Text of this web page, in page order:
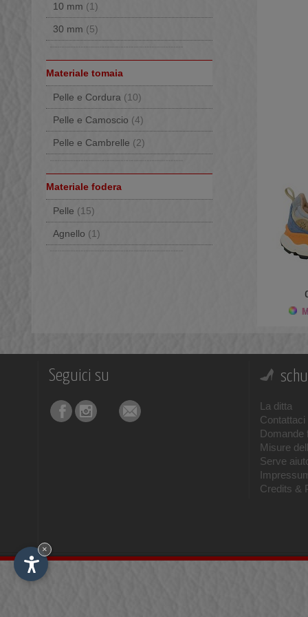
Haunold(8)
Hey Dude
Hispanitas (3)
JOIA PARIS(5)
Keen(4)
Kurt Geiger(3)
La Mondiale(1)
Loewenweiss (7)
Lorenzi(13)
Lorenzo Mari
Monpiz (5)
Moon Boot® (22)
Panchic
Rabanser
41
42 (12)
43(7)
44(9)
45(8)
46(3)
10 mm (1)
30 mm (5)
Materiale tomaia
Pelle e Cordura (10)
Pelle e Camoscio (4)
Pelle e Cambrelle (2)
Materiale fodera
Pelle (15)
Agnello (1)
Seguici su
La ditta
Contattaci
Domande
Misure
Serve
Credits &
×